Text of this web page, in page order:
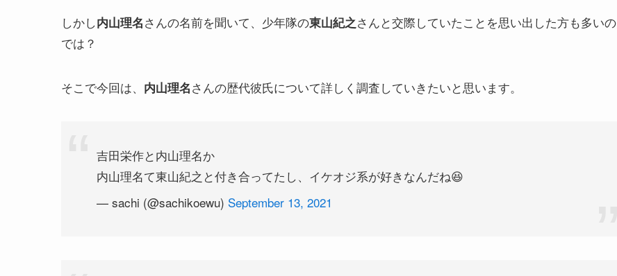
しかし内山理名さんの名前を聞いて、少年隊の東山紀之さんと交際していたことを思い出した方も多いの
では？
そこで今回は、 内山理名さんの歴代彼氏について詳しく調査していきたいと思います。
吉田栄作と内山理名か
内山理名て東山紀之と付き合ってたし、イケオジ系が好きなんだね😆
— sachi (@sachikoewu) September 13, 2021